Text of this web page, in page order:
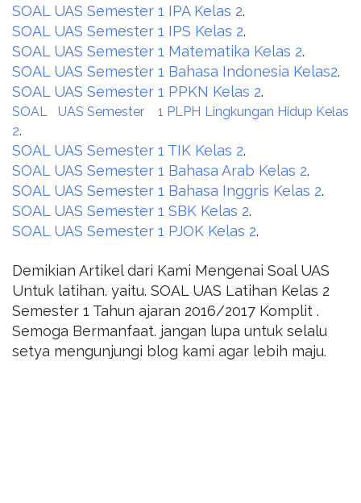
SOAL UAS Semester 1 IPA Kelas 2.
SOAL UAS Semester 1 IPS Kelas 2.
SOAL UAS Semester 1 Matematika Kelas 2.
SOAL UAS Semester 1 Bahasa Indonesia Kelas2.
SOAL UAS Semester 1 PPKN Kelas 2.
SOAL UAS Semester 1 PLPH Lingkungan Hidup Kelas
2.
SOAL UAS Semester 1 TIK Kelas 2.
SOAL UAS Semester 1 Bahasa Arab Kelas 2.
SOAL UAS Semester 1 Bahasa Inggris Kelas 2.
SOAL UAS Semester 1 SBK Kelas 2.
SOAL UAS Semester 1 PJOK Kelas 2.
Demikian Artikel dari Kami Mengenai Soal UAS
Untuk latihan. yaitu. SOAL UAS Latihan Kelas 2
Semester 1 Tahun ajaran 2016/2017 Komplit .
Semoga Bermanfaat. jangan lupa untuk selalu
setya mengunjungi blog kami agar lebih maju.